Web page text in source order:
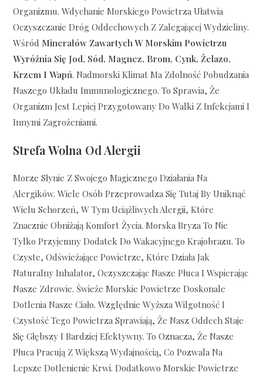
Organizmu. Wdychanie Morskiego Powietrza Ułatwia
Oczyszczanie Dróg Oddechowych Z Zalegającej Wydzieliny.
Wśród Minerałów Zawartych W Morskim Powietrzu
Wyróżnia Się Jod, Sód, Magnez, Brom, Cynk, Żelazo,
Krzem I Wapń. Nadmorski Klimat Ma Zdolność Pobudzania
Naszego Układu Immunologicznego. To Sprawia, Że
Organizm Jest Lepiej Przygotowany Do Walki Z Infekcjami I
Innymi Zagrożeniami.
Strefa Wolna Od Alergii
Morze Słynie Z Swojego Magicznego Działania Na
Alergików. Wiele Osób Przeprowadza Się Tutaj By Uniknąć
Wielu Schorzeń, W Tym Uciążliwych Alergii, Które
Znacznie Obniżają Komfort Życia. Morska Bryza To Nie
Tylko Przyjemny Dodatek Do Wakacyjnego Krajobrazu. To
Czyste, Odświeżające Powietrze, Które Działa Jak
Naturalny Inhalator, Oczyszczając Nasze Płuca I Wspierając
Nasze Zdrowie. Świeże Morskie Powietrze Doskonale
Dotlenia Nasze Ciało. Względnie Wyższa Wilgotność I
Czystość Tego Powietrza Sprawiają, Że Nasz Oddech Staje
Się Głębszy I Bardziej Efektywny. To Oznacza, Że Nasze
Płuca Pracują Z Większą Wydajnością, Co Pozwala Na
Lepsze Dotlenienie Krwi. Dodatkowo Morskie Powietrze